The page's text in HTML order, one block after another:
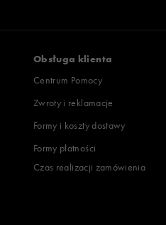
Obsługa klienta
Centrum Pomocy
Zwroty i reklamacje
Formy i koszty dostawy
Formy płatności
Czas realizacji zamówienia